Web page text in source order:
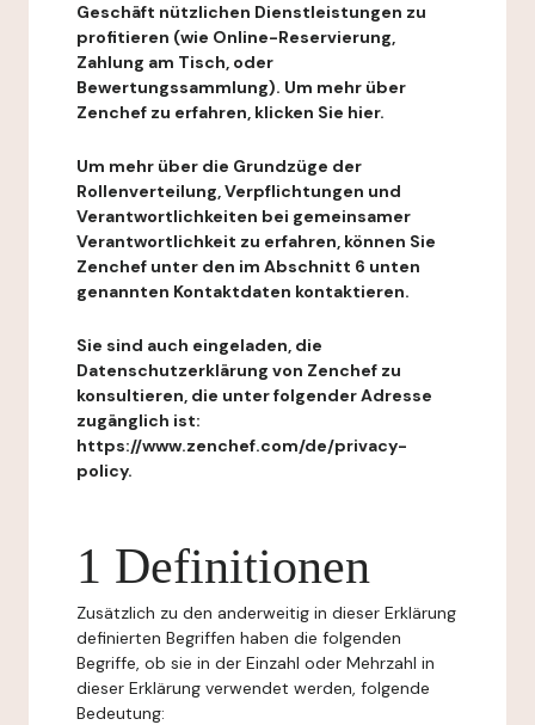
Geschäft nützlichen Dienstleistungen zu
profitieren (wie Online-Reservierung,
Zahlung am Tisch, oder
Bewertungssammlung). Um mehr über
Zenchef zu erfahren, klicken Sie hier.
Um mehr über die Grundzüge der
Rollenverteilung, Verpflichtungen und
Verantwortlichkeiten bei gemeinsamer
Verantwortlichkeit zu erfahren, können Sie
Zenchef unter den im Abschnitt 6 unten
genannten Kontaktdaten kontaktieren.
Sie sind auch eingeladen, die
Datenschutzerklärung von Zenchef zu
konsultieren, die unter folgender Adresse
zugänglich ist:
https://www.zenchef.com/de/privacy-
policy.
1 Definitionen
Zusätzlich zu den anderweitig in dieser Erklärung
definierten Begriffen haben die folgenden
Begriffe, ob sie in der Einzahl oder Mehrzahl in
dieser Erklärung verwendet werden, folgende
Bedeutung: